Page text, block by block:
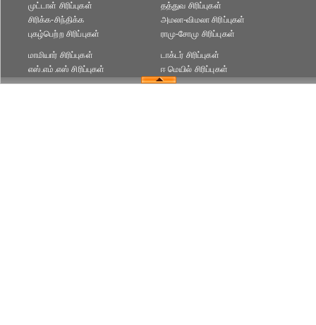
முட்டாள் சிரிப்புகள்
தத்துவ சிரிப்புகள்
சிரிக்க-சிந்திக்க
புகழ்பெற்ற சிரிப்புகள்
அமலா-விமலா சிரிப்புகள்
ராமு-சோமு சிரிப்புகள்
மாமியார் சிரிப்புகள்
எஸ்.எம்.எஸ் சிரிப்புகள்
டாக்டர் சிரிப்புகள்
ஈ மெயில் சிரிப்புகள்